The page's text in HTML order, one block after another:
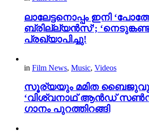
ലാലേട്ടനൊപ്പം ഇനി
ബ്രില്ല്യൻസ്’; ‘നെടുങ്കണ്ടം
പ്രഖ്യാപിച്ചു!
in Film News, Music, Videos
സൂര്യയും മമിത ബൈജുവും
‘വിശ്വനാഥ് ആൻഡ് സൺസ്’;
ഗാനം പുറത്തിറങ്ങി